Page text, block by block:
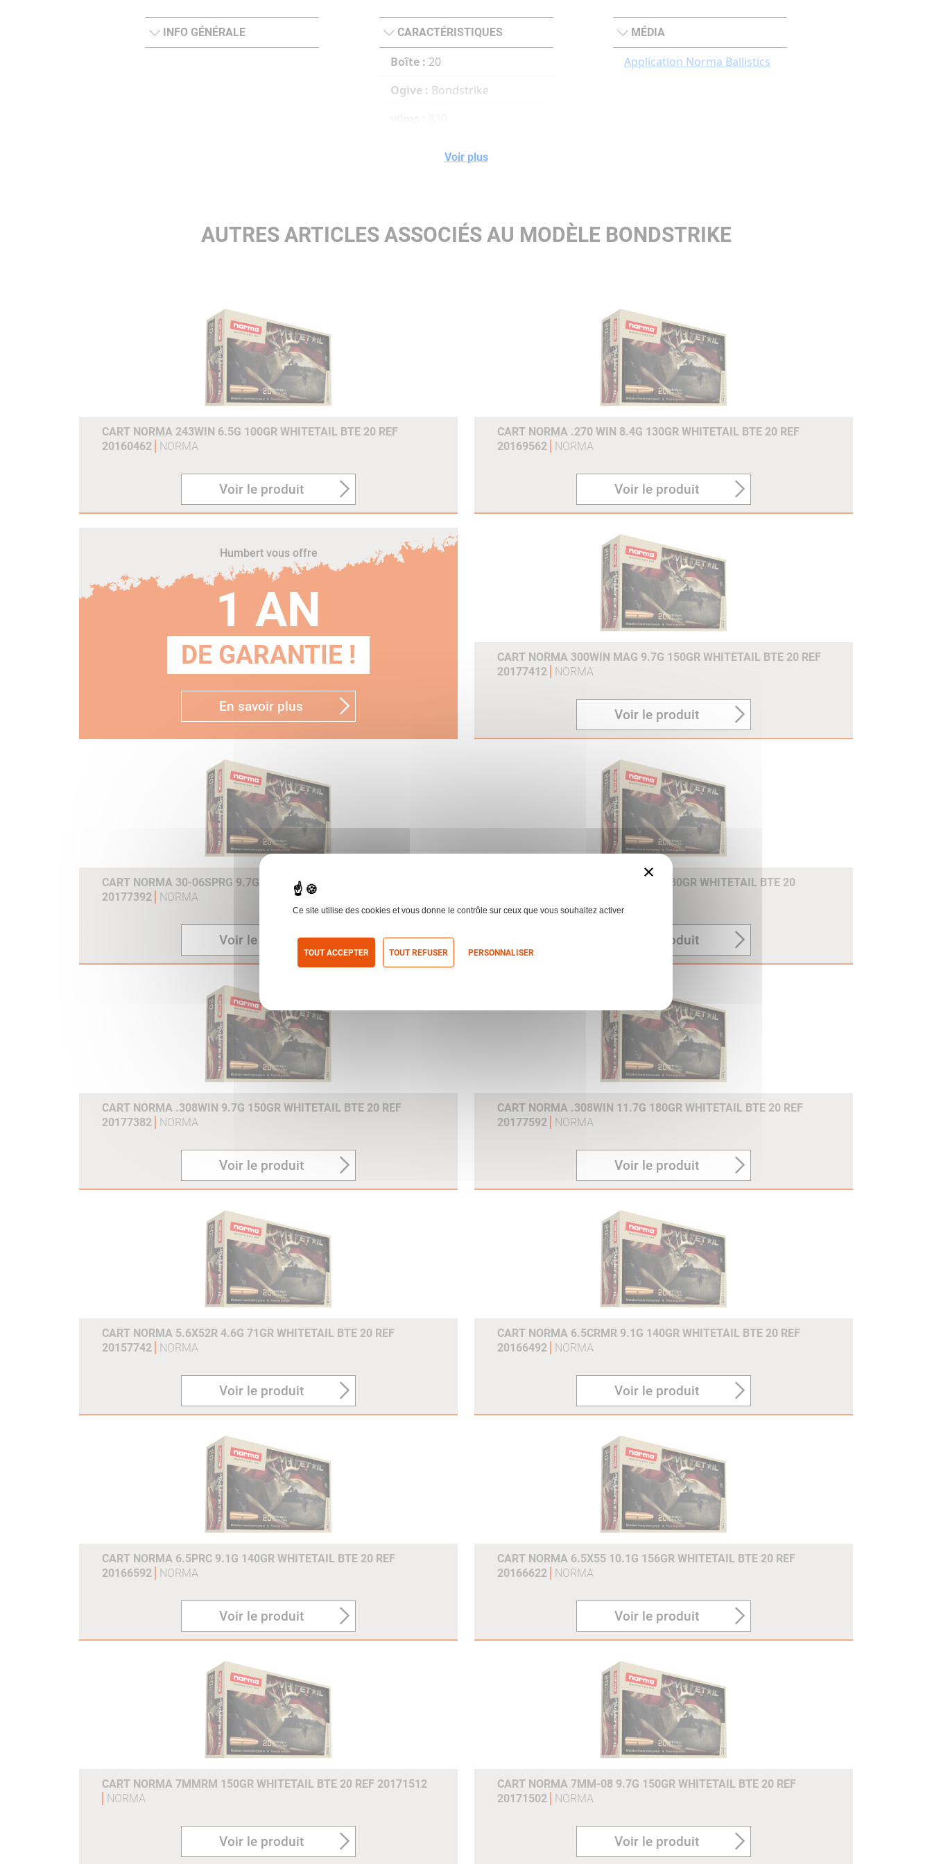
INFO GÉNÉRALE CARACTÉRISTIQUES
Boîte : 20
Ogive : Bondstrike
e0joulesm :
3193 3193
MÉDIA
Application Norma Ballistics
Voir plus
AUTRES ARTICLES ASSOCIÉS AU MODÈLE BONDSTRIKE
CART NORMA 243WIN 6.5G 100GR WHITETAIL BTE 20 REF
20160462
NORMA
Voir le produit
CART NORMA .270 WIN 8.4G 130GR WHITETAIL BTE 20 REF
20169562
NORMA
Voir le produit
Humbert vous offre
1 AN
DE GARANTIE !
En savoir plus
CART NORMA 300WIN MAG 9.7G 150GR WHITETAIL BTE 20 REF
20177412
NORMA
Voir le produit
CART NORMA 30-06SPRG 9.7G 150GR WHITETAIL BTE 20 REF
20177392
NORMA
Voir le produit
CART NORMA 30-06SPRG 11.7G 180GR WHITETAIL BTE 20
Voir le produit
CART NORMA .308WIN 9.7G 150GR WHITETAIL BTE 20 REF
20177382
NORMA
Voir le produit
CART NORMA .308WIN 11.7G 180GR WHITETAIL BTE 20 REF
20177592
NORMA
Voir le produit
CART NORMA 5.6X52R 4.6G 71GR WHITETAIL BTE 20 REF
20157742
NORMA
Voir le produit
CART NORMA 6.5CRMR 9.1G 140GR WHITETAIL BTE 20 REF
20166492
NORMA
Voir le produit
CART NORMA 6.5PRC 9.1G 140GR WHITETAIL BTE 20 REF
20166592
NORMA
Voir le produit
CART NORMA 6.5X55 10.1G 156GR WHITETAIL BTE 20 REF
20166622
NORMA
Voir le produit
CART NORMA 7MMRM 150GR WHITETAIL BTE 20 REF 20171512
NORMA
Voir le produit
CART NORMA 7MM-08 9.7G 150GR WHITETAIL BTE 20 REF
20171502
NORMA
Voir le produit
×
Ce site utilise des cookies et vous donne le contrôle sur ceux que vous souhaitez activer
TOUT ACCEPTER TOUT REFUSER PERSONNALISER